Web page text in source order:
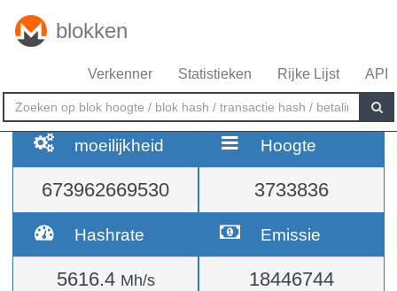
blokken
Verkenner Statistieken Rijke Lijst API
moeilijkheid
673962669530
Hoogte
3733836
Hashrate
5616.4 Mh/s
Emissie
18446744